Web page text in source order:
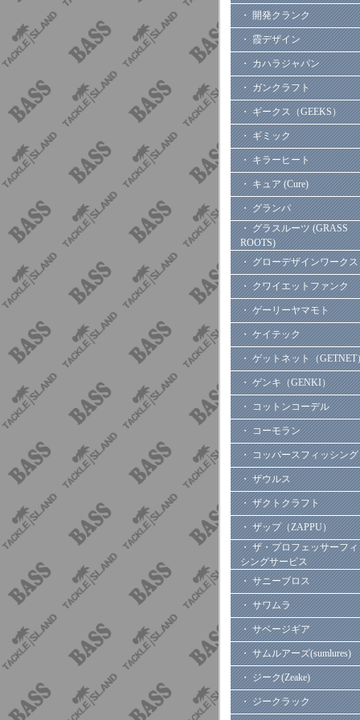
・ 開発クランク
・ 霞デザイン
・ カハラジャパン
・ ガンクラフト
・ ギークス（GEEKS）
・ ギミック
・ キラーヒート
・ キュア (Cure)
・ グランパ
・ グラスルーツ (GRASS
ROOTS)
・ グローデザインワークス
・ クワイエットファンク
・ ゲーリーヤマモト
・ ケイテック
・ ゲットネット（GETNET
・ ゲンキ（GENKI）
・ コットンコーデル
・ コーモラン
・ コッパースフィッシング
・ ザウルス
・ ザクトクラフト
・ ザップ（ZAPPU）
・ ザ・プロフェッサーフ
シングサービス
・ サニーブロス
・ サワムラ
・ サベージギア
・ サムルアーズ(sumlures)
・ ジーク(Zeake)
・ ジークラック